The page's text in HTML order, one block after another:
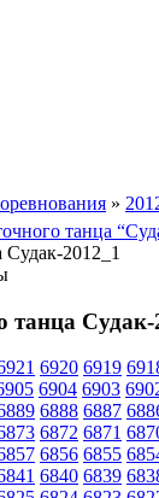
»
танца
Судак-2012_1
танца Судак-
6920 6919
6904 6903
6888 6887
6872 6871
6856 6855
6840 6839